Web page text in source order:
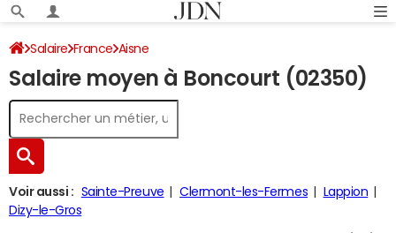
Salaire France Aisne
Salaire moyen à Boncourt (02350)
Voir aussi : Sainte-Preuve Clermont-les-Fermes
Lappion
Dizy-le-Gros